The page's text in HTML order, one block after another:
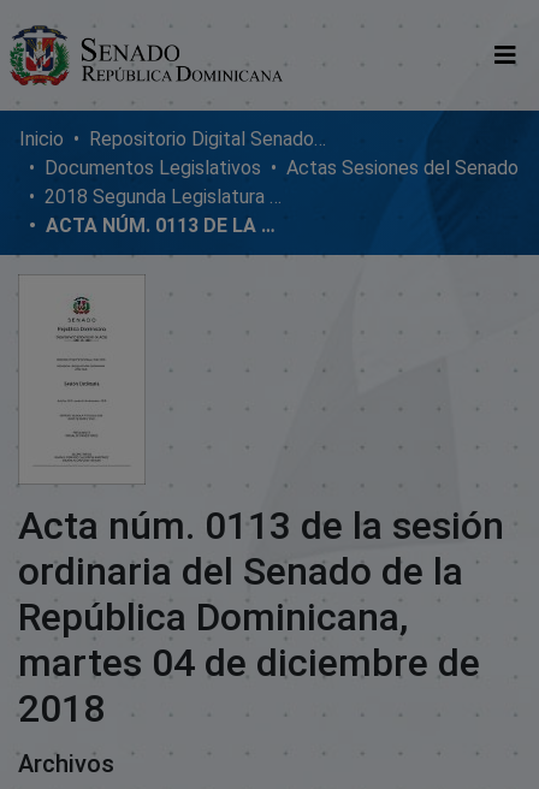
Comunidades
Glosario
Nosotros
Inicio
Repositorio Digital SenadoRD
Documentos Legislativos
Actas Sesiones del Senado
2018 Segunda Legislatura Ordinaria
ACTA NÚM. 0113 DE LA SESIÓN ORDINARIA DEL SENADO DE LA REPÚBLICA DOMINICANA, MARTES 04 DE DICIEMBRE DE 2018
Acta núm. 0113 de la sesión
ordinaria del Senado de la
República Dominicana,
martes 04 de diciembre de
2018
Archivos